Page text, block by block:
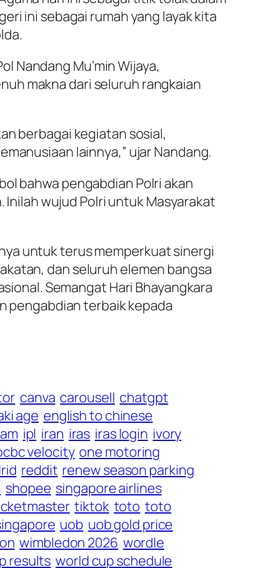
ini sebagai rumah yang layak kita
Nandang Mu’min Wijaya,
makna dari seluruh rangkaian
berbagai kegiatan sosial,
lainnya,” ujar Nandang.
bahwa pengabdian Polri akan
wujud Polri untuk Masyarakat
untuk terus memperkuat sinergi
dan seluruh elemen bangsa
Semangat Hari Bhayangkara
pengabdian terbaik kepada
canva carousell chatgpt
age english to chinese
ipl iran iras iras login ivory
velocity one motoring
reddit renew season parking
shopee singapore airlines
tiktok toto toto
uob uob gold price
wimbledon 2026 wordle
results world cup schedule